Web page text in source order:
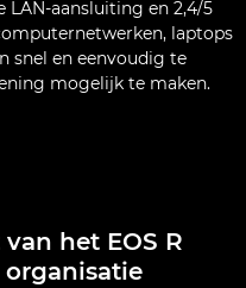
LAN-aansluiting en 2,4/5
laptops
snel en eenvoudig te
mogelijk te maken.
het EOS R